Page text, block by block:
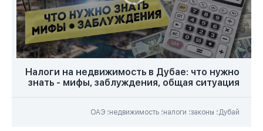
Налоги на недвижимость в Дубае: что нужно
знать - мифы, заблуждения, общая ситуация
Дубай؛ законы؛ налоги؛ недвижимость؛ ОАЭ